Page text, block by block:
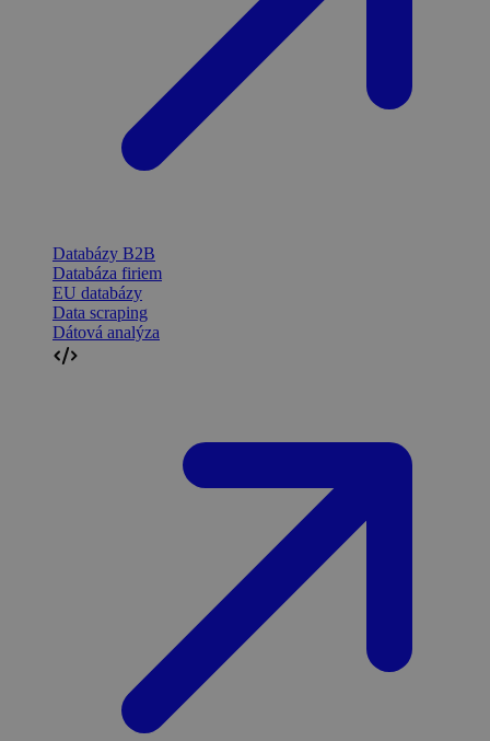
Databázy B2B
Databáza firiem
EU databázy
Data scraping
Dátová analýza